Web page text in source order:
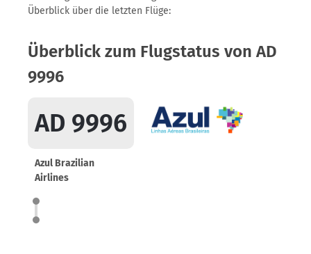
Überblick über die letzten Flüge:
Überblick zum Flugstatus von AD
9996
AD 9996
Azul Brazilian
Airlines